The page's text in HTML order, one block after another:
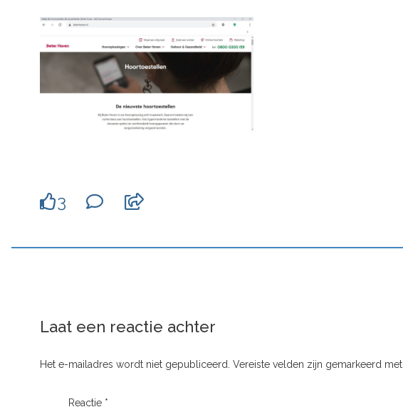
3
Laat een reactie achter
Het e-mailadres wordt niet gepubliceerd. Vereiste velden zijn gemarkeerd met
Reactie *